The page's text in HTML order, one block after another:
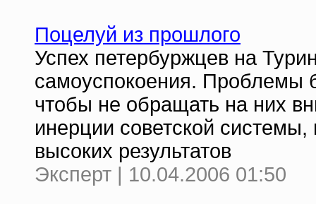
Поцелуй из прошлого
Успех петербуржцев на
самоуспокоения. Проблемы
чтобы не обращать на них
инерции советской
высоких результатов
Эксперт | 10.04.2006 01:50